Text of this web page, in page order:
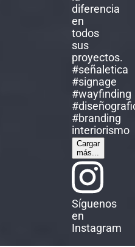
Cargar
más...
Síguenos
en
Instagram